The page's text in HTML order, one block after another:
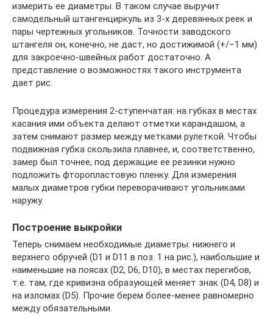
измерить ее диаметры. В таком случае выручит
самодельный штангенциркуль из 3-х деревянных реек и
пары чертежных угольников. Точности заводского
штангеля он, конечно, не даст, но достижимой (+/–1 мм)
для закроечно-швейных работ достаточно. А
представление о возможностях такого инструмента
дает рис.
Процедура измерения 2-ступенчатая: на губках в местах
касания ими объекта делают отметки карандашом, а
затем снимают размер между метками рулеткой. Чтобы
подвижная губка скользила плавнее, и, соответственно,
замер был точнее, под держащие ее резинки нужно
подложить фторопластовую пленку. Для измерения
малых диаметров губки переворачивают угольниками
наружу.
Построение выкройки
Теперь снимаем необходимые диаметры: нижнего и
верхнего обручей (D1 и D11 в поз. 1 на рис.), наибольшие и
наименьшие на поясах (D2, D6, D10), в местах перегибов,
т.е. там, где кривизна образующей меняет знак (D4, D8) и
на изломах (D5). Прочие берем более-менее равномерно
между обязательными.